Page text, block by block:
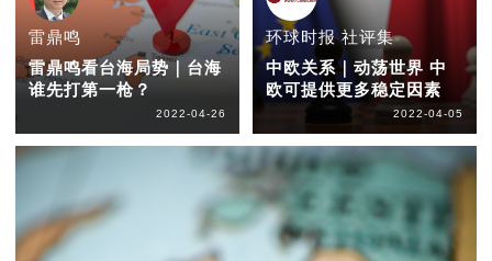
雷鼎鸣
雷鼎鸣看台海局势｜台海
谁先打第一枪？
2022-04-26
环球时报 社评集
中欧关系｜动荡世界 中
欧可提供更多稳定因素
2022-04-05